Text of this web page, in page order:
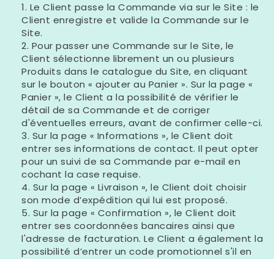
Le Client passe la Commande via sur le Site : le
Client enregistre et valide la Commande sur le
Site.
Pour passer une Commande sur le Site, le
Client sélectionne librement un ou plusieurs
Produits dans le catalogue du Site, en cliquant
sur le bouton « ajouter au Panier ». Sur la page «
Panier », le Client a la possibilité de vérifier le
détail de sa Commande et de corriger
d'éventuelles erreurs, avant de confirmer celle-ci.
Sur la page « Informations », le Client doit
entrer ses informations de contact. Il peut opter
pour un suivi de sa Commande par e-mail en
cochant la case requise.
Sur la page « Livraison », le Client doit choisir
son mode d’expédition qui lui est proposé.
Sur la page « Confirmation », le Client doit
entrer ses coordonnées bancaires ainsi que
l'adresse de facturation. Le Client a également la
possibilité d’entrer un code promotionnel s'il en